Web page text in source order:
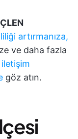
artırmanıza,
ve daha fazla
iletişim
göz atın.